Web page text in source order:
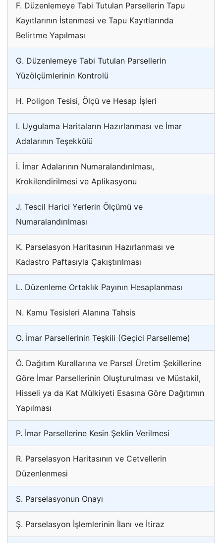
F. Düzenlemeye Tabi Tutulan Parsellerin Tapu
Kayıtlarının İstenmesi ve Tapu Kayıtlarında
Belirtme Yapılması
G. Düzenlemeye Tabi Tutulan Parsellerin
Yüzölçümlerinin Kontrolü
H. Poligon Tesisi, Ölçü ve Hesap İşleri
I. Uygulama Haritaların Hazırlanması ve İmar
Adalarının Teşekkülü
İ. İmar Adalarının Numaralandırılması,
Krokilendirilmesi ve Aplikasyonu
J. Tescil Harici Yerlerin Ölçümü ve
Numaralandırılması
K. Parselasyon Haritasının Hazırlanması ve
Kadastro Paftasıyla Çakıştırılması
L. Düzenleme Ortaklık Payının Hesaplanması
N. Kamu Tesisleri Alanına Tahsis
O. İmar Parsellerinin Teşkili (Geçici Parselleme)
Ö. Dağıtım Kurallarına ve Parsel Üretim Şekillerine
Göre İmar Parsellerinin Oluşturulması ve Müstakil,
Hisseli ya da Kat Mülkiyeti Esasına Göre Dağıtımın
Yapılması
P. İmar Parsellerine Kesin Şeklin Verilmesi
R. Parselasyon Haritasının ve Cetvellerin
Düzenlenmesi
S. Parselasyonun Onayı
Ş. Parselasyon İşlemlerinin İlanı ve İtiraz